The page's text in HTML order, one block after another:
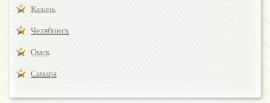
Казань
Челябинск
Омск
Самара